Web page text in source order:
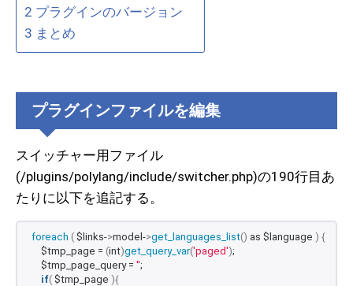
2 プラグインのバージョン
3 まとめ
プラグインファイルを編集
スイッチャー用ファイル
(/plugins/polylang/include/switcher.php)の190行目あ
たりに以下を追記する。
foreach ( $links->model->get_languages_list() as $language ) {
    $tmp_page =
(int)get_query_var('paged');
    $tmp_page_query =
'';
if( $tmp_page ){